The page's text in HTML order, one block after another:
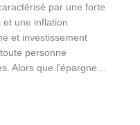
par une forte
une inflation
et investissement
personne
Alors que l’épargne…